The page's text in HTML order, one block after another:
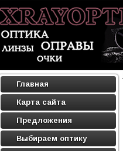
Главная
Карта сайта
Предложения
Выбираем оптику